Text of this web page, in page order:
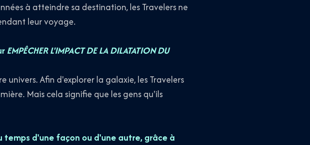
à atteindre sa destination, les Travelers ne
leur voyage.
EMPÊCHER L'IMPACT DE LA DILATATION DU
Afin d'explorer la galaxie, les Travelers
Mais cela signifie que les gens qu'ils
d'une façon ou d'une autre, grâce à